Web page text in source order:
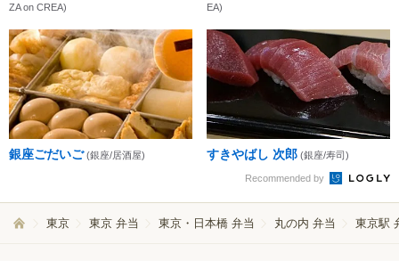
ZA on CREA)
EA)
銀座ごだいご (銀座/居酒屋) すきやばし 次郎 (銀座/寿司)
Recommended by
東京 東京 弁当 東京・日本橋 弁当 丸の内 弁当 東京駅